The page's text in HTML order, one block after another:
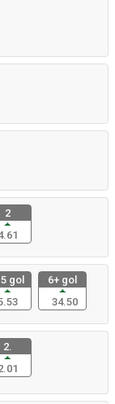
2
gol
6+ gol
34.50
2.